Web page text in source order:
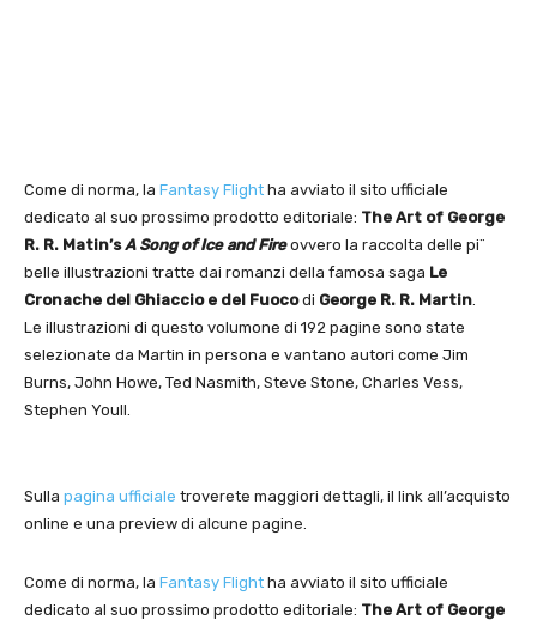
Come di norma, la Fantasy Flight ha avviato il sito ufficiale
dedicato al suo prossimo prodotto editoriale: The Art of George
R. R. Matin’sA Song of Ice and Fireovvero la raccolta delle pi¨
belle illustrazioni tratte dai romanzi della famosa saga Le
Cronache del Ghiaccio e del Fuocodi George R. R. Martin.
Le illustrazioni di questo volumone di 192 pagine sono state
selezionate da Martin in persona e vantano autori come Jim
Burns, John Howe, Ted Nasmith, Steve Stone, Charles Vess,
Stephen Youll.
Sulla pagina ufficiale troverete maggiori dettagli, il link all’acquisto
online e una preview di alcune pagine.
Come di norma, la Fantasy Flight ha avviato il sito ufficiale
dedicato al suo prossimo prodotto editoriale: The Art of George